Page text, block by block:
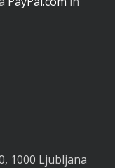
1000 Ljubljana